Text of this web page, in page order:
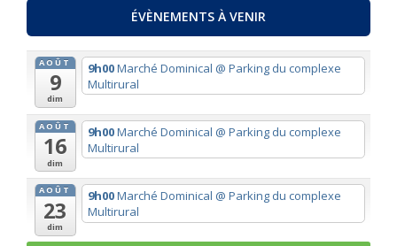
ÉVÈNEMENTS À VENIR
AOÛT
9
dim
9h00Marché Dominical @ Parking du complexe
Multirural
AOÛT
16
dim
9h00Marché Dominical @ Parking du complexe
Multirural
AOÛT
23
dim
9h00Marché Dominical @ Parking du complexe
Multirural